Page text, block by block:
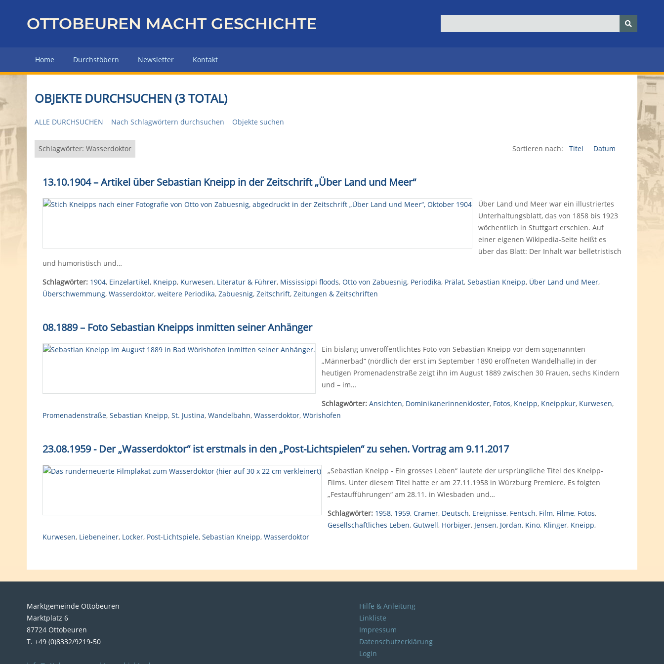
z
r
H
u
p
e
OTTOBEUREN MACHT GESCHICHTE
Home Durchstöbern Newsletter Kontakt
OBJEKTE DURCHSUCHEN (3 TOTAL)
ALLE DURCHSUCHEN Nach Schlagwörtern durchsuchen Objekte suchen
Schlagwörter: Wasserdoktor Sortieren nach: Titel Datum
13.10.1904 – Artikel über Sebastian Kneipp in der Zeitschrift „Über Land und Meer“
Über Land und Meer war ein illustriertes
Unterhaltungsblatt, das von 1858 bis 1923
wöchentlich in Stuttgart erschien. Auf
einer eigenen Wikipedia-Seite heißt es
über das Blatt: Der Inhalt war belletristisch
und humoristisch und…
Schlagwörter: 1904, Einzelartikel, Kneipp, Kurwesen, Literatur & Führer, Mississippi floods, Otto von Zabuesnig, Periodika, Prälat, Sebastian Kneipp, Über Land und Meer,
Überschwemmung, Wasserdoktor, weitere Periodika, Zabuesnig, Zeitschrift, Zeitungen & Zeitschriften
08.1889–Foto Sebastian Kneipps inmitten seiner Anhänger
Ein bislang unveröffentlichtes Foto von Sebastian Kneipp vor dem sogenannten
„Männerbad“ (nördlich der erst im September 1890 eröffneten Wandelhalle) in der
heutigen Promenadenstraße zeigt ihn im August 1889 zwischen 30 Frauen, sechs Kindern
und – im…
Schlagwörter: Ansichten, Dominikanerinnenkloster, Fotos, Kneipp, Kneippkur, Kurwesen,
Promenadenstraße, Sebastian Kneipp, St. Justina, Wandelbahn, Wasserdoktor, Wörishofen
23.08.1959 - Der „Wasserdoktor“ ist erstmals in den „Post-Lichtspielen“ zu sehen. Vortrag am 9.11.2017
„Sebastian Kneipp - Ein grosses Leben“ lautete der ursprüngliche Titel des Kneipp-
Films. Unter diesem Titel hatte er am 27.11.1958 in Würzburg Premiere. Es folgten
„Festaufführungen“ am 28.11. in Wiesbaden und…
Schlagwörter: 1958, 1959, Cramer, Deutsch, Ereignisse, Fentsch, Film, Filme, Fotos,
Gesellschaftliches Leben, Gutwell, Hörbiger, Jensen, Jordan, Kino, Klinger, Kneipp,
Kurwesen, Liebeneiner, Locker, Post-Lichtspiele, Sebastian Kneipp, Wasserdoktor
Marktgemeinde Ottobeuren
Marktplatz 6
87724 Ottobeuren
T. +49 (0)8332/9219-50
Hilfe & Anleitung
Linkliste
Impressum
Datenschutzerklärung
Login